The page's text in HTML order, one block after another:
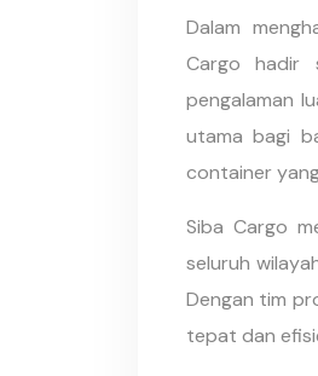
Dalam
Cargo hadir
pengalaman
utama bagi
container
Siba Cargo
seluruh
Dengan tim
tepat dan